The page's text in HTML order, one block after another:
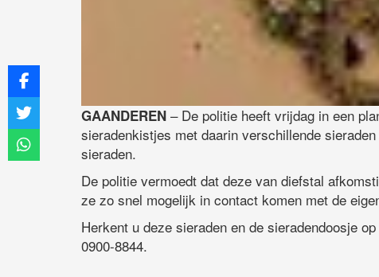
GAANDEREN – De politie heeft vrijdag in een
sieradenkistjes met daarin verschillende
sieraden.
De politie vermoedt dat deze van diefstal
ze zo snel mogelijk in contact komen met de
Herkent u deze sieraden en de sieradendoosje
0900-8844.